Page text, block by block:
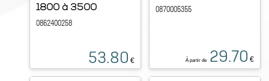
1800 à 3500
0862400258
53.80 €
0870005355
À partir de 29.70 €